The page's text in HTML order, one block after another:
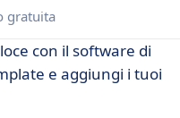
gratuita
con il software di
e aggiungi i tuoi